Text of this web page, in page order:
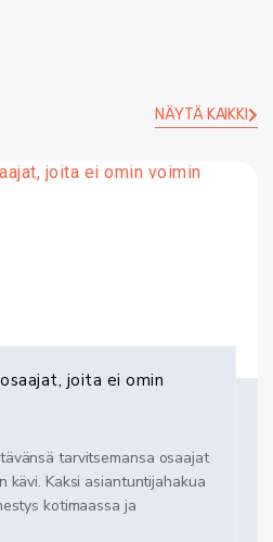
NÄYTÄ KAIKKI
joita ei omin
tarvitsemansa osaajat
kävi. Kaksi asiantuntijahakua
kotimaassa ja